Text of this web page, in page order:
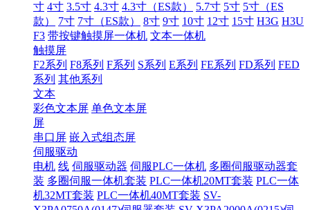
寸 4寸 3.5寸 4.3寸 4.3寸（ES款） 5.7寸 5寸 5寸（ES
款）
7寸 7寸（ES款） 8寸 9寸 10寸 12寸 15寸 H3G H3U
F3 带按键触摸屏一体机 文本一体机
触摸屏
F2系列 F8系列 F系列 S系列 E系列 FE系列 FD系列 FED
系列 其他系列
文本
彩色文本屏 单色文本屏
屏
串口屏 嵌入式组态屏
伺服驱动
电机 线 伺服驱动器 伺服PLC一体机 多圈伺服驱动器套
装 多圈伺服一体机套装 PLC一体机20MT套装 PLC一体
机32MT套装 PLC一体机40MT套装 SV-